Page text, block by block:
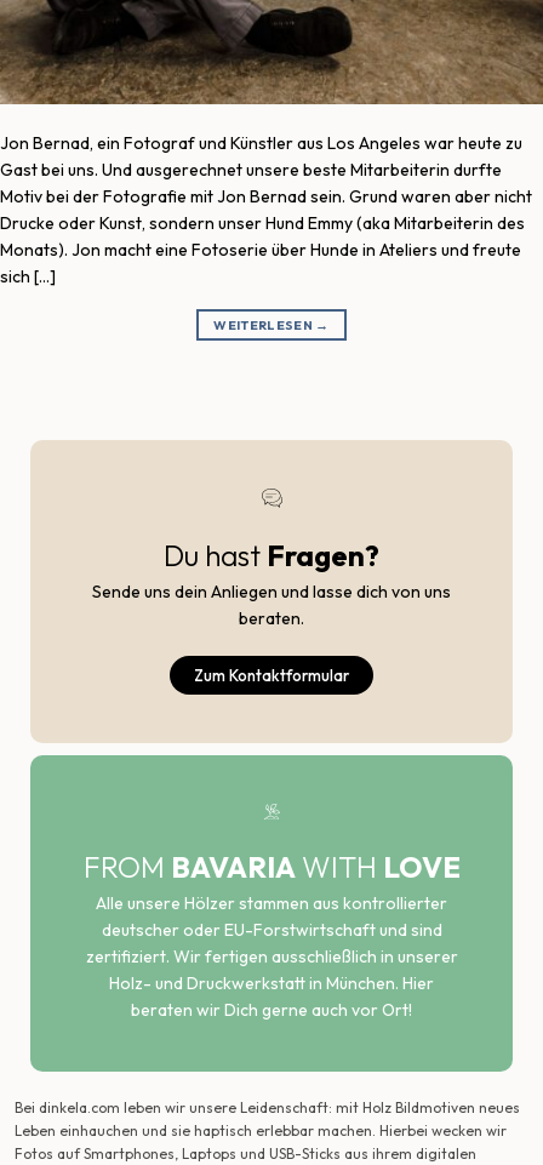
Jon Bernad, ein Fotograf und Künstler aus Los Angeles war heute zu
Gast bei uns. Und ausgerechnet unsere beste Mitarbeiterin durfte
Motiv bei der Fotografie mit Jon Bernad sein. Grund waren aber nicht
Drucke oder Kunst, sondern unser Hund Emmy (aka Mitarbeiterin des
Monats). Jon macht eine Fotoserie über Hunde in Ateliers und freute
sich […]
WEITERLESEN →
Du hast Fragen?
Sende uns dein Anliegen und lasse dich von uns
beraten.
Zum Kontaktformular
FROM BAVARIA WITH LOVE
Alle unsere Hölzer stammen aus kontrollierter
deutscher oder EU-Forstwirtschaft und sind
zertifiziert. Wir fertigen ausschließlich in unserer
Holz- und Druckwerkstatt in München. Hier
beraten wir Dich gerne auch vor Ort!
Bei dinkela.com leben wir unsere Leidenschaft: mit Holz Bildmotiven neues
Leben einhauchen und sie haptisch erlebbar machen. Hierbei wecken wir
Fotos auf Smartphones, Laptops und USB-Sticks aus ihrem digitalen